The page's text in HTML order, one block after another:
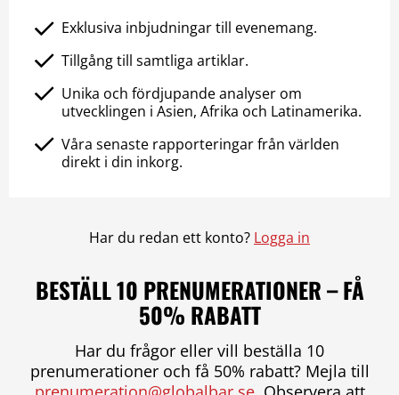
Exklusiva inbjudningar till evenemang.
Tillgång till samtliga artiklar.
Unika och fördjupande analyser om
utvecklingen i Asien, Afrika och Latinamerika.
Våra senaste rapporteringar från världen
direkt i din inkorg.
Har du redan ett konto? Logga in
BESTÄLL 10 PRENUMERATIONER – FÅ
50% RABATT
Har du frågor eller vill beställa 10
prenumerationer och få 50% rabatt? Mejla till